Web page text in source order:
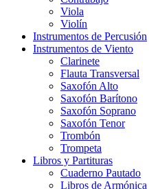
Viola
Violín
Instrumentos de Percusión
Instrumentos de Viento
Clarinete
Flauta Transversal
Saxofón Alto
Saxofón Barítono
Saxofón Soprano
Saxofón Tenor
Trombón
Trompeta
Libros y Partituras
Cuaderno Pautado
Libros de Armónica